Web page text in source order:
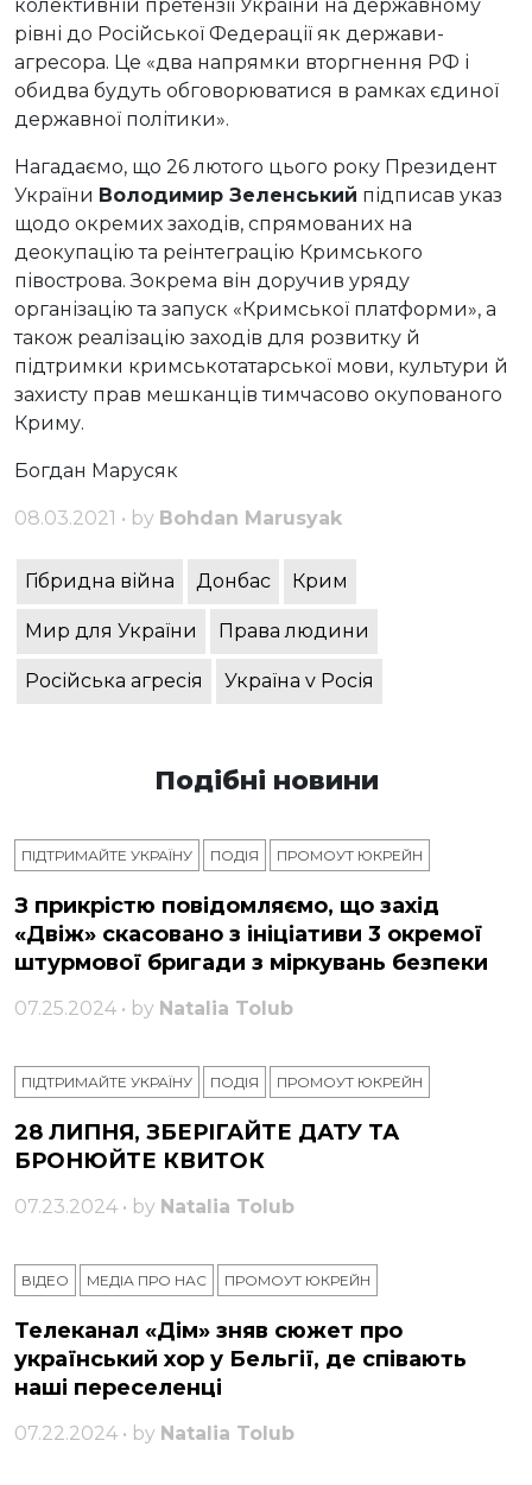
колективній претензії України на державному
рівні до Російської Федерації як держави-
агресора. Це «два напрямки вторгнення РФ і
обидва будуть обговорюватися в рамках єдиної
державної політики».
Нагадаємо, що 26 лютого цього року Президент
України Володимир Зеленський підписав указ
щодо окремих заходів, спрямованих на
деокупацію та реінтеграцію Кримського
півострова. Зокрема він доручив уряду
організацію та запуск «Кримської платформи», а
також реалізацію заходів для розвитку й
підтримки кримськотатарської мови, культури й
захисту прав мешканців тимчасово окупованого
Криму.
Богдан Марусяк
08.03.2021 • by Bohdan Marusyak
Гібридна війна Донбас Крим
Мир для України Права людини
Російська агресія Україна v Росія
Подібні новини
ПІДТРИМАЙТЕ УКРАЇНУ ПОДІЯ ПРОМОУТ ЮКРЕЙН
З прикрістю повідомляємо, що захід
«Двіж» скасовано з ініціативи 3 окремої
штурмової бригади з міркувань безпеки
07.25.2024 • by Natalia Tolub
ПІДТРИМАЙТЕ УКРАЇНУ ПОДІЯ ПРОМОУТ ЮКРЕЙН
28 ЛИПНЯ, ЗБЕРІГАЙТЕ ДАТУ ТА
БРОНЮЙТЕ КВИТОК
07.23.2024 • by Natalia Tolub
ВІДЕО МЕДІА ПРО НАС ПРОМОУТ ЮКРЕЙН
Телеканал «Дім» зняв сюжет про
український хор у Бельгії, де співають
наші переселенці
07.22.2024 • by Natalia Tolub